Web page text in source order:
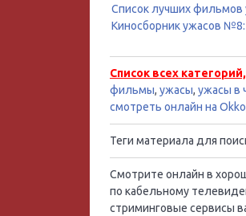
Список лучших фильмов
Киносборник ужасов
Список всех
фильмы, ужасы, ужасы в
смотреть онлайн на Okko
Теги материала для
Смотрите онлайн в
по кабельному
стриминговые сервисы